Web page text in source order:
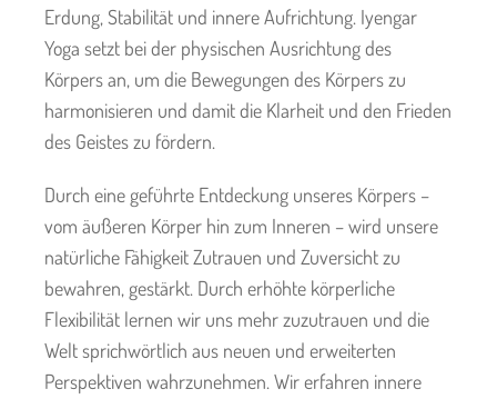
Erdung, Stabilität und innere Aufrichtung. Iyengar
Yoga setzt bei der physischen Ausrichtung des
Körpers an, um die Bewegungen des Körpers zu
harmonisieren und damit die Klarheit und den Frieden
des Geistes zu fördern.
Durch eine geführte Entdeckung unseres Körpers –
vom äußeren Körper hin zum Inneren – wird unsere
natürliche Fähigkeit Zutrauen und Zuversicht zu
bewahren, gestärkt. Durch erhöhte körperliche
Flexibilität lernen wir uns mehr zuzutrauen und die
Welt sprichwörtlich aus neuen und erweiterten
Perspektiven wahrzunehmen. Wir erfahren innere